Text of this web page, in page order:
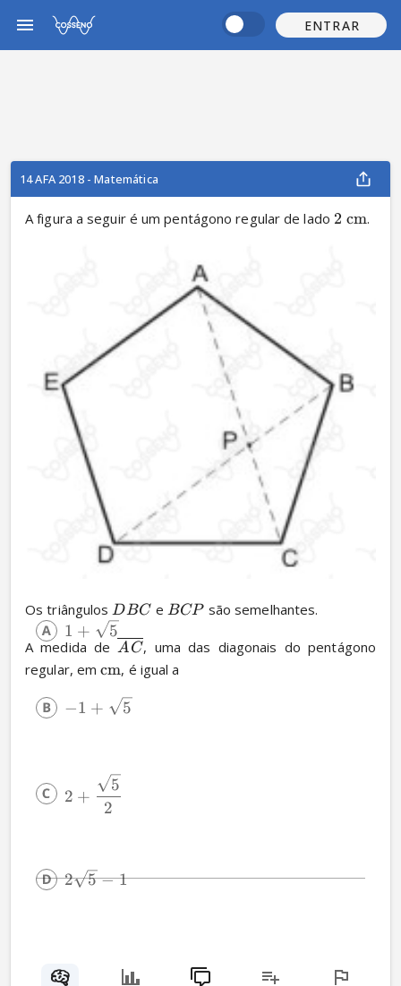
ENTRAR
14 AFA 2018 - Matemática
A figura a seguir é um pentágono regular de lado 2 cm.
Os triângulos DBC e BCP são semelhantes.
A medida de AC, uma das diagonais do pentágono
regular, em cm, é igual a
1 + 5
−1 + 5
2 +
2
5
2 5 −1